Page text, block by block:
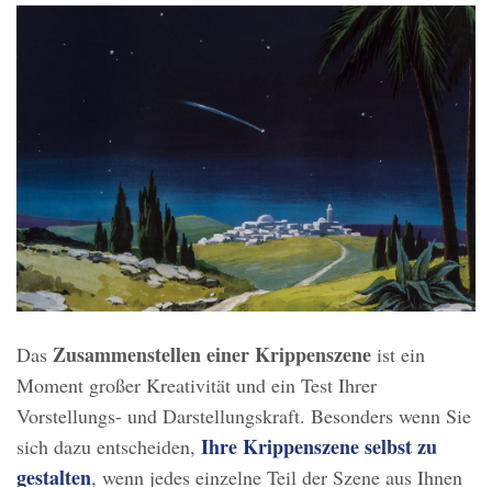
Das Zusammenstellen einer Krippenszene ist ein
Moment großer Kreativität und ein Test Ihrer
Vorstellungs- und Darstellungskraft. Besonders wenn Sie
sich dazu entscheiden, Ihre Krippenszene selbst zu
gestalten, wenn jedes einzelne Teil der Szene aus Ihnen